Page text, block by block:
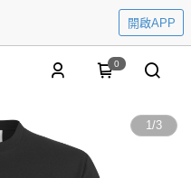
開啟APP
0
1/3